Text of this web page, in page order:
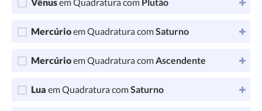
Mercúrioem Quadratura comSaturno
Mercúrioem Quadratura comAscendente
Lua em Quadratura comSaturno